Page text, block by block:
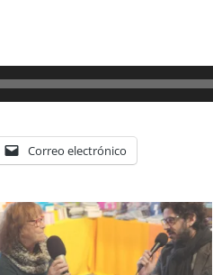
Correo electrónico